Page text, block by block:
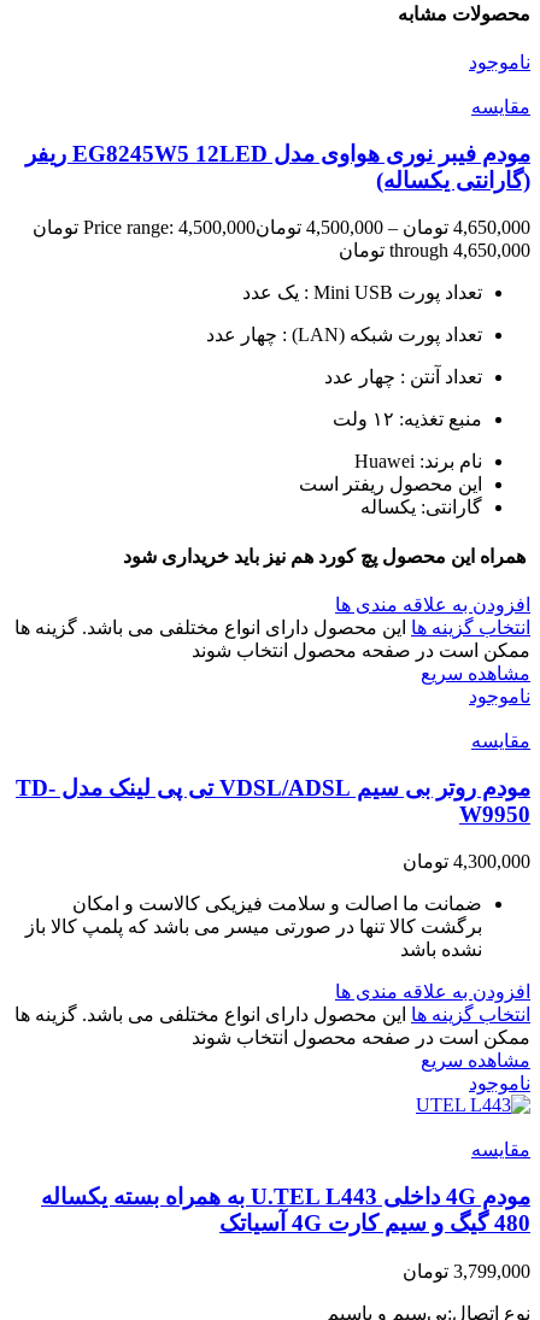
محصولات مشابه
ناموجود
مقایسه
مودم فیبر نوری هواوی مدل EG8245W5 12LED ریفر
(گارانتی یکساله)
4,650,000 تومان –
4,500,000 تومان
Price range: 4,500,000 تومان
through 4,650,000 تومان
تعداد پورت Mini USB : یک عدد
تعداد پورت شبکه (LAN) : چهار عدد
تعداد آنتن : چهار عدد
منبع تغذیه: ۱۲ ولت
نام برند: Huawei
این محصول ریفتر است
گارانتی: یکساله
همراه این محصول پچ کورد هم نیز باید خریداری شود
افزودن به علاقه مندی ها
انتخاب گزینه ها این محصول دارای انواع مختلفی می باشد. گزینه ها
ممکن است در صفحه محصول انتخاب شوند
مشاهده سریع
ناموجود
مقایسه
مودم روتر بی سیم VDSL/ADSL تی پی لینک مدل TD-
W9950
4,300,000 تومان
ضمانت ما اصالت و سلامت فیزیکی کالاست و امکان
برگشت کالا تنها در صورتی میسر می باشد که پلمپ کالا باز
نشده باشد
افزودن به علاقه مندی ها
انتخاب گزینه ها این محصول دارای انواع مختلفی می باشد. گزینه ها
ممکن است در صفحه محصول انتخاب شوند
مشاهده سریع
ناموجود
مقایسه
مودم 4G داخلی U.TEL L443 به همراه بسته یکساله
480 گیگ و سیم کارت 4G آسیاتک
3,799,000 تومان
نوع اتصال:بی‌سیم و باسیم